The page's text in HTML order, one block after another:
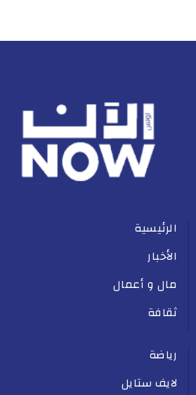
الرئيسية
الأخبار
مال و أعمال
ثقافة
رياضة
لايف ستايل